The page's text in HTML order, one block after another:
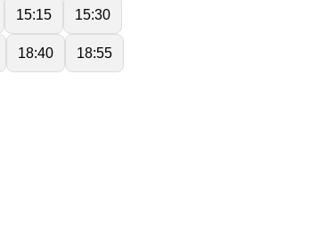
15:15 15:30
18:40 18:55